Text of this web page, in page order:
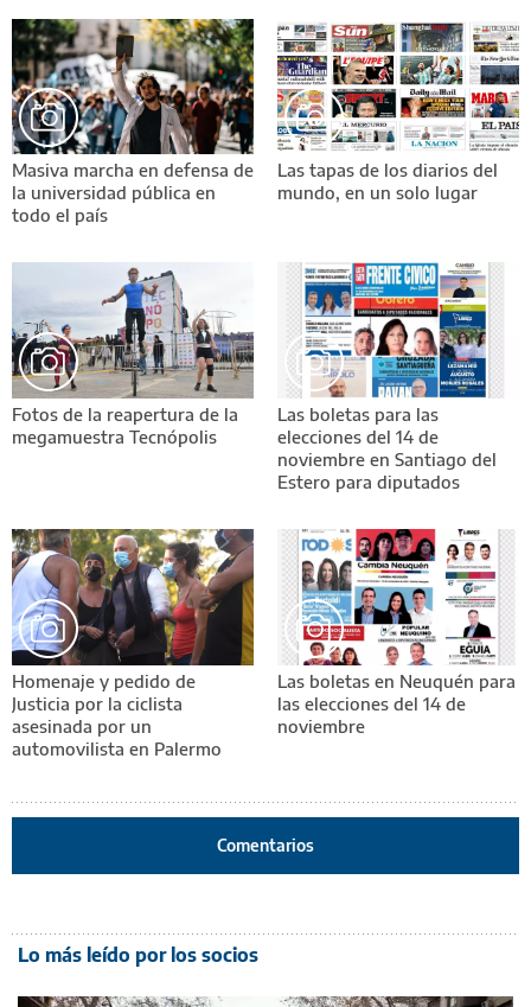
Masiva marcha en defensa de
la universidad pública en
todo el país
Las tapas de los diarios del
mundo, en un solo lugar
Fotos de la reapertura de la
megamuestra Tecnópolis
Las boletas para las
elecciones del 14 de
noviembre en Santiago del
Estero para diputados
Homenaje y pedido de
Justicia por la ciclista
asesinada por un
automovilista en Palermo
Las boletas en Neuquén para
las elecciones del 14 de
noviembre
Comentarios
Lo más leído por los socios